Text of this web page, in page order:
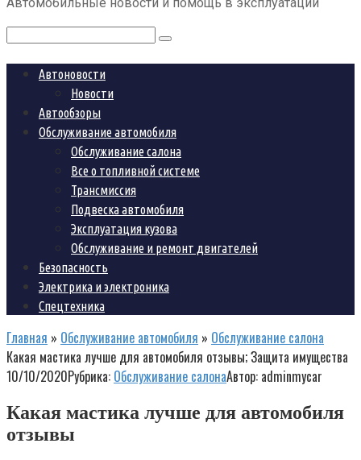
Поиск:
Автоновости
Новости
Автообзоры
Обслуживание автомобиля
Обслуживание салона
Все о топливной системе
Трансмиссия
Подвеска автомобиля
Эксплуатация кузова
Обслуживание и ремонт двигателей
Безопасность
Электрика и электроника
Спецтехника
Главная » Обслуживание автомобиля » Обслуживание салона
Какая мастика лучше для автомобиля отзывы; Защита имущества
10/10/2020Рубрика: Обслуживание салонаАвтор: adminmycar
Какая мастика лучше для автомобиля
отзывы